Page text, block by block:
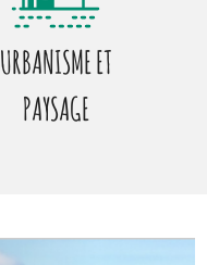
URBANISME ET
PAYSAGE